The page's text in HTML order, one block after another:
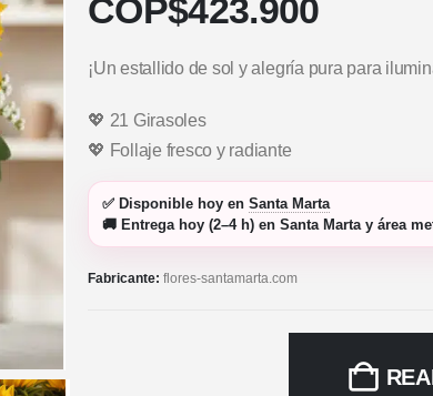
COP$423.900
¡Un estallido de sol y alegría pura para
💖 21 Girasoles
💖 Follaje fresco y radiante
✅ Disponible hoy en Santa Marta
🚚 Entrega hoy (2–4 h) en Santa Marta y área
Fabricante: flores-santamarta.com